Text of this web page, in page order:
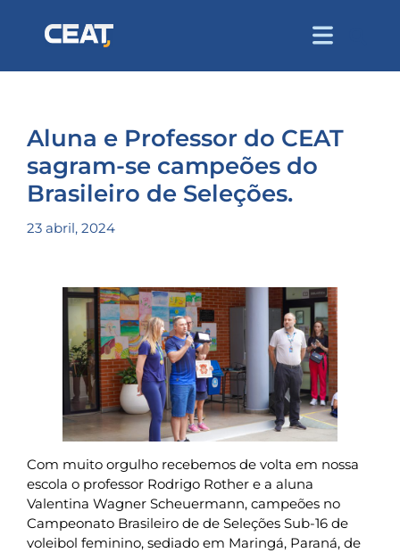
Aluna e Professor do CEAT
sagram-se campeões do
Brasileiro de Seleções.
23 abril, 2024
Com muito orgulho recebemos de volta em nossa
escola o professor Rodrigo Rother e a aluna
Valentina Wagner Scheuermann, campeões no
Campeonato Brasileiro de de Seleções Sub-16 de
voleibol feminino, sediado em Maringá, Paraná, de